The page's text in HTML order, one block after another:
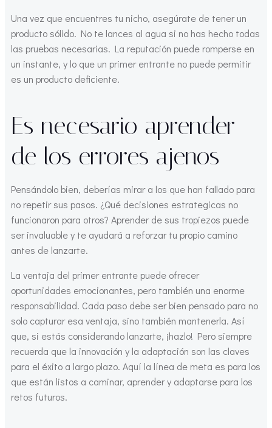
Una vez que encuentres tu nicho, asegúrate de tener un
producto sólido. No te lances al agua si no has hecho todas
las pruebas necesarias. La reputación puede romperse en
un instante, y lo que un primer entrante no puede permitir
es un producto deficiente.
Es necesario aprender
de los errores ajenos
Pensándolo bien, deberías mirar a los que han fallado para
no repetir sus pasos. ¿Qué decisiones estrategicas no
funcionaron para otros? Aprender de sus tropiezos puede
ser invaluable y te ayudará a reforzar tu propio camino
antes de lanzarte.
La ventaja del primer entrante puede ofrecer
oportunidades emocionantes, pero también una enorme
responsabilidad. Cada paso debe ser bien pensado para no
solo capturar esa ventaja, sino también mantenerla. Así
que, si estás considerando lanzarte, ¡hazlo! Pero siempre
recuerda que la innovación y la adaptación son las claves
para el éxito a largo plazo. Aquí la línea de meta es para los
que están listos a caminar, aprender y adaptarse para los
retos futuros.